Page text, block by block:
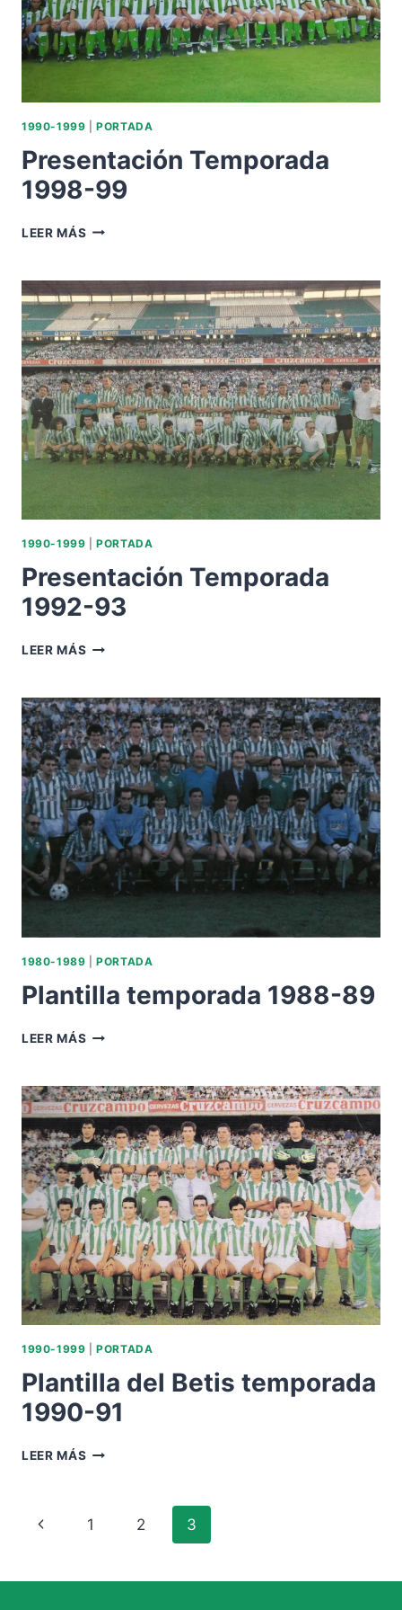
1990-1999 |PORTADA
Presentación Temporada
1998-99
LEER MÁS PRESENTACIÓN
99
1990-1999 |PORTADA
Presentación Temporada
1992-93
LEER MÁS PRESENTACIÓN
93
1980-1989 |PORTADA
Plantilla temporada 1988-89
LEER MÁS PLANTILLA
89
1990-1999 |PORTADA
Plantilla del Betis temporada
1990-91
LEER MÁS PLANTILLA
1990-
Navegación
Página
1 2 3